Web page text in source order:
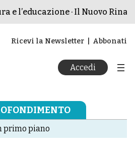
l’educazione · Il Nuovo
Ricevi la Newsletter Abbonati
Accedi
primo piano